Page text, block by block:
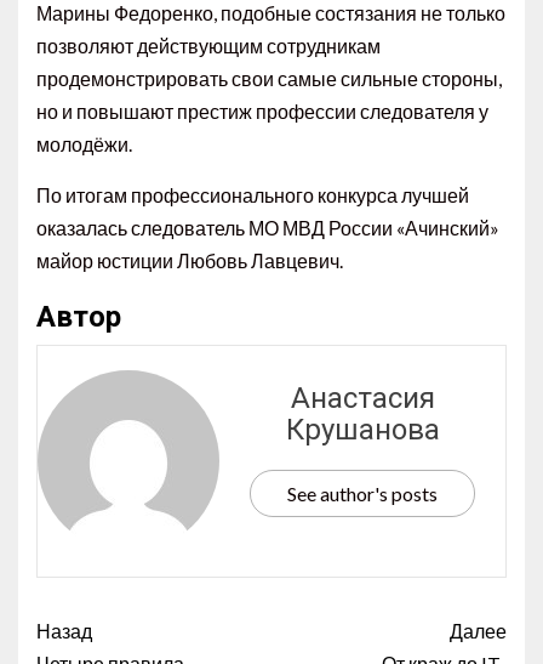
Марины Федоренко, подобные состязания не только
позволяют действующим сотрудникам
продемонстрировать свои самые сильные стороны,
но и повышают престиж профессии следователя у
молодёжи.
По итогам профессионального конкурса лучшей
оказалась следователь МО МВД России «Ачинский»
майор юстиции Любовь Лавцевич.
Автор
Анастасия
Крушанова
See author's posts
Назад
Далее